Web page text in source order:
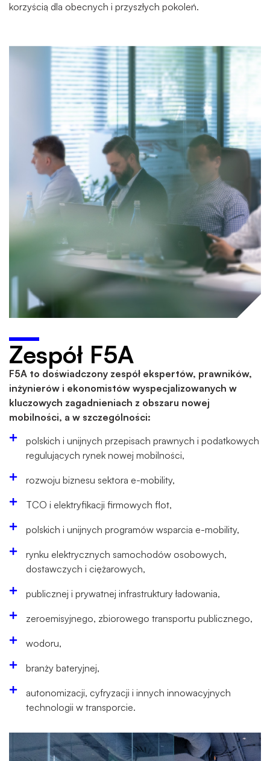
korzyścią dla obecnych i przyszłych pokoleń.
Zespół F5A
F5A to doświadczony zespół ekspertów, prawników,
inżynierów i ekonomistów wyspecjalizowanych w
kluczowych zagadnieniach z obszaru nowej
mobilności, a w szczególności:
polskich i unijnych przepisach prawnych i podatkowych
regulujących rynek nowej mobilności,
rozwoju biznesu sektora e-mobility,
TCO i elektryfikacji firmowych flot,
polskich i unijnych programów wsparcia e-mobility,
rynku elektrycznych samochodów osobowych,
dostawczych i ciężarowych,
publicznej i prywatnej infrastruktury ładowania,
zeroemisyjnego, zbiorowego transportu publicznego,
wodoru,
branży bateryjnej,
autonomizacji, cyfryzacji i innych innowacyjnych
technologii w transporcie.